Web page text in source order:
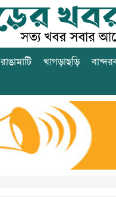
রাঙামাটি খাগড়াছড়ি